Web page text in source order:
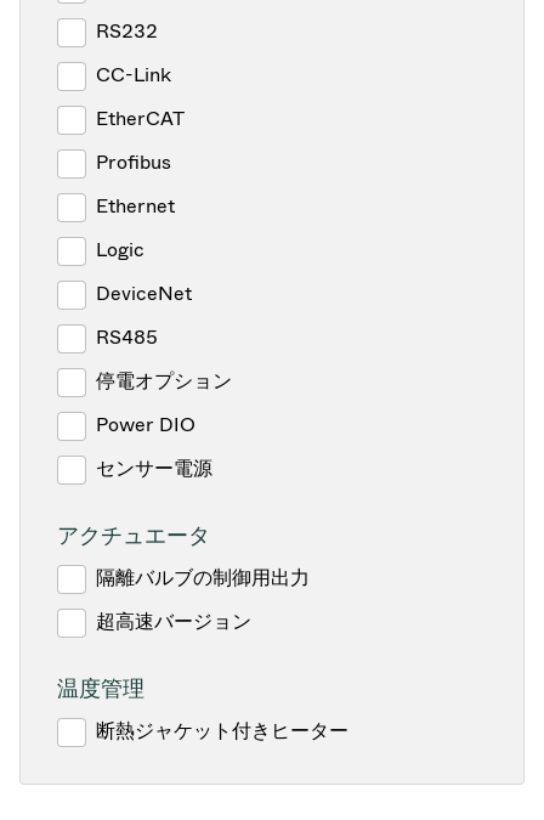
RS232
CC-Link
EtherCAT
Profibus
Ethernet
Logic
DeviceNet
RS485
停電オプション
Power DIO
センサー電源
アクチュエータ
隔離バルブの制御用出力
超高速バージョン
温度管理
断熱ジャケット付きヒーター